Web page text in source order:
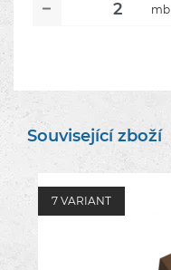
mb
Související zboží
7 VARIANT